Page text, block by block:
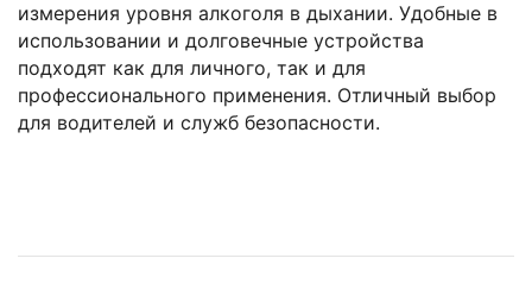
измерения уровня алкоголя в дыхании. Удобные в
использовании и долговечные устройства
подходят как для личного, так и для
профессионального применения. Отличный выбор
для водителей и служб безопасности.